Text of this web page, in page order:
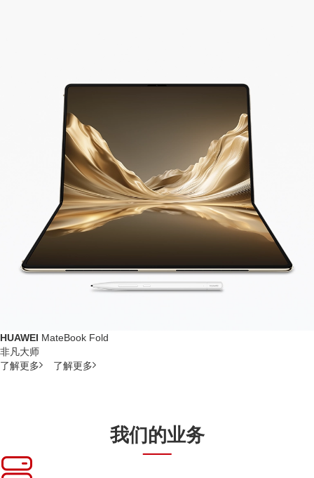
HUAWEI MateBook Fold
非凡大师
了解更多
了解更多
我们的业务